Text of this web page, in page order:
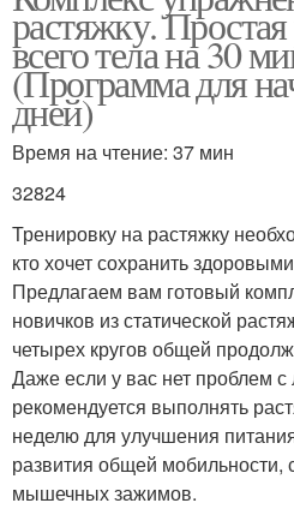
растяжку.
всего тела на 30
(Программа для
дней)
Время на чтение: 37 мин
32824
Тренировку на растяжку
кто хочет сохранить
Предлагаем вам готовый
новичков из статической
четырех кругов общей
Даже если у вас нет проблем
рекомендуется выполнять
неделю для улучшения
развития общей мобильности,
мышечных зажимов.